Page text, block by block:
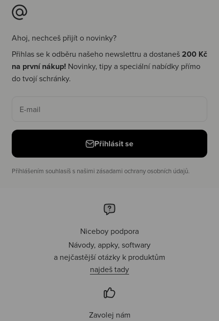
Ahoj, nechceš přijít o novinky?
Přihlas se k odběru našeho newslettru a dostaneš200 Kč
na první nákup! Novinky, tipy a speciální nabídky přímo
do tvojí schránky.
E-mail
Přihlásit se
Příhlášením souhlasíš s našimi zásadami ochrany osobních údajů.
Niceboy podpora
Návody, appky, softwary
a nejčastější otázky k produktům
najdeš tady
Zavolej nám